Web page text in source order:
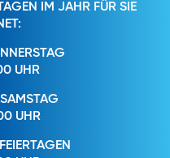
IM JAHR FÜR SIE
UHR
UHR